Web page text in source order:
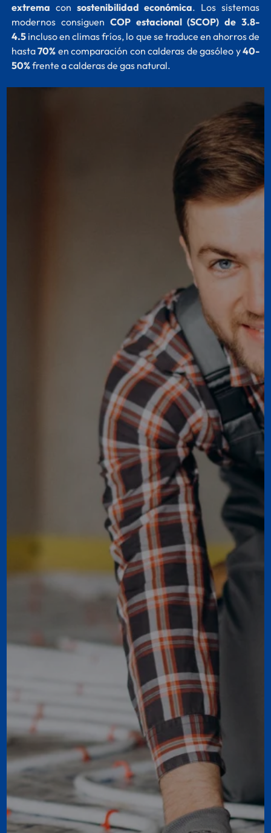
extrema con sostenibilidad económica. Los sistemas
modernos consiguen COP estacional (SCOP) de 3.8-
4.5incluso en climas fríos, lo que se traduce en ahorros de
hasta70% en comparación con calderas de gasóleo y40-
50%frente a calderas de gas natural.